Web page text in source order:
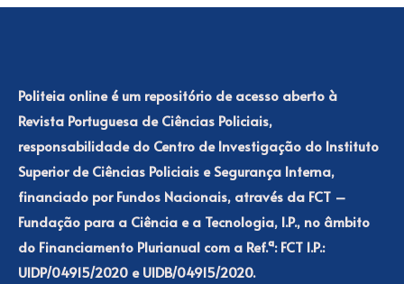
Politeia online é um repositório de acesso aberto à
Revista Portuguesa de Ciências Policiais,
responsabilidade do Centro de Investigação do Instituto
Superior de Ciências Policiais e Segurança Interna,
financiado por Fundos Nacionais, através da FCT –
Fundação para a Ciência e a Tecnologia, I.P., no âmbito
do Financiamento Plurianual com a Ref.ª: FCT I.P.:
UIDP/04915/2020 e UIDB/04915/2020.